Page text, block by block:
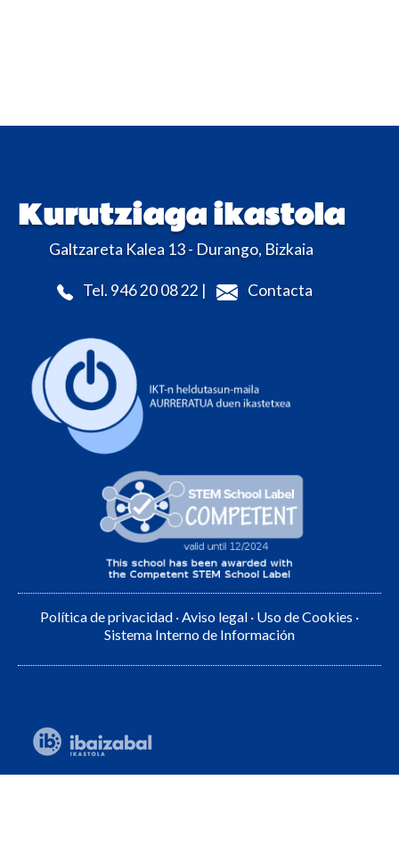
Kurutziaga ikastola
Galtzareta Kalea 13 - Durango, Bizkaia
Tel. 946 20 08 22 | Contacta
Política de privacidad ·Aviso legal · Uso de Cookies ·
Sistema Interno de Información